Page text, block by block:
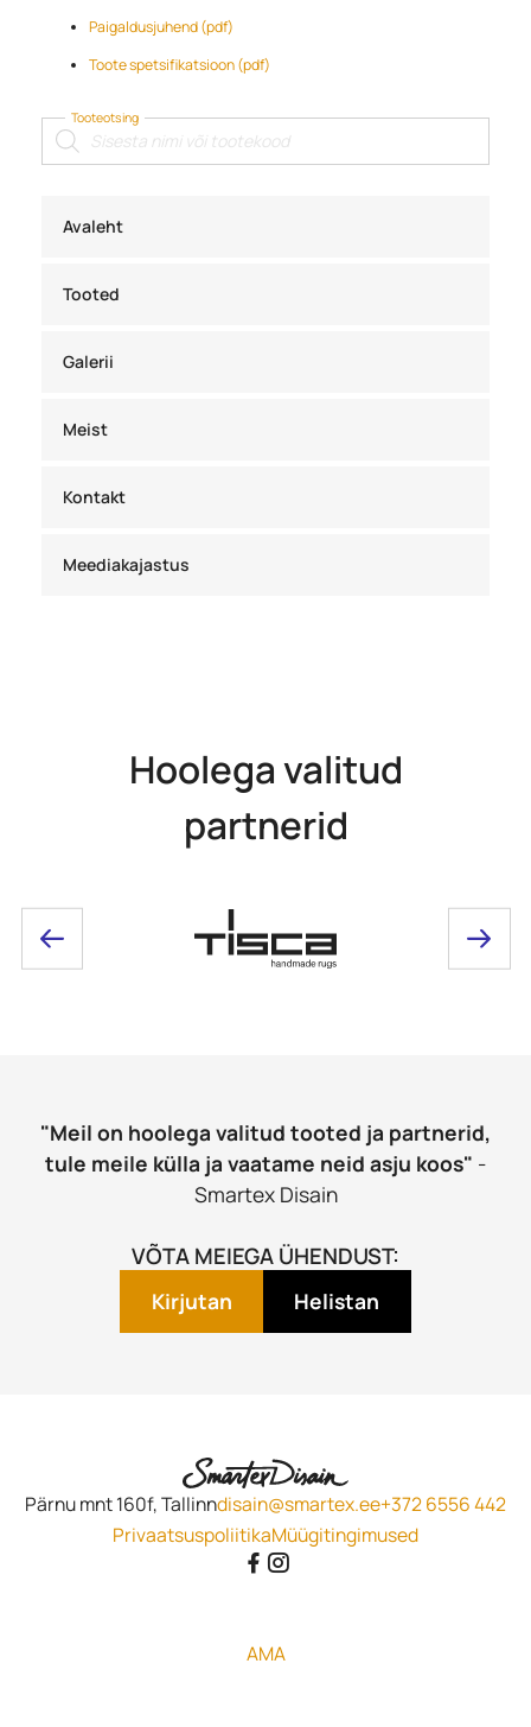
Tooteotsing
Products
search
Avaleht
Tooted
Galerii
Meist
Kontakt
Meediakajastus
Paigaldusjuhend (pdf)
Toote spetsifikatsioon (pdf)
Hoolega valitud
partnerid
"Meil on hoolega valitud tooted ja partnerid,
tule meile külla ja vaatame neid asju koos" -
Smartex Disain
VÕTA MEIEGA ÜHENDUST:
Kirjutan Helistan
Pärnu mnt 160f, Tallinndisain@smartex.ee+372 6556 442
PrivaatsuspoliitikaMüügitingimused
AMA